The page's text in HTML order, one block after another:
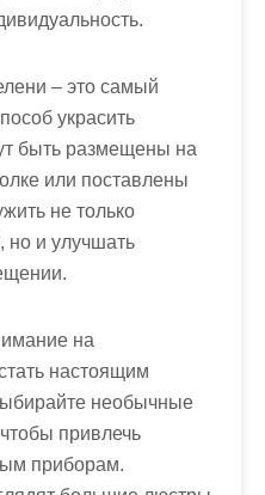
– это самый
украсить
быть размещены на
или поставлены
не только
но и улучшать
на
настоящим
необычные
привлечь
приборам.